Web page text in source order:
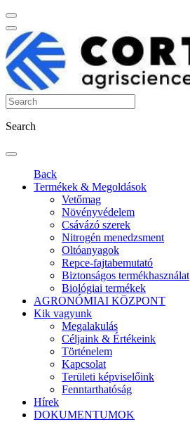
Search
Back
Termékek & Megoldások
Vetőmag
Növényvédelem
Csávázó szerek
Nitrogén menedzsment
Oltóanyagok
Repce-fajtabemutató
Biztonságos termékhasználat
Biológiai termékek
AGRONÓMIAI KÖZPONT
Kik vagyunk
Megalakulás
Céljaink & Értékeink
Történelem
Kapcsolat
Területi képviselőink
Fenntarthatóság
Hírek
DOKUMENTUMOK